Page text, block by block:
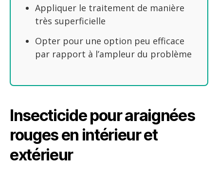
Appliquer le traitement de manière
très superficielle
Opter pour une option peu efficace
par rapport à l’ampleur du problème
Insecticide pour araignées
rouges en intérieur et
extérieur